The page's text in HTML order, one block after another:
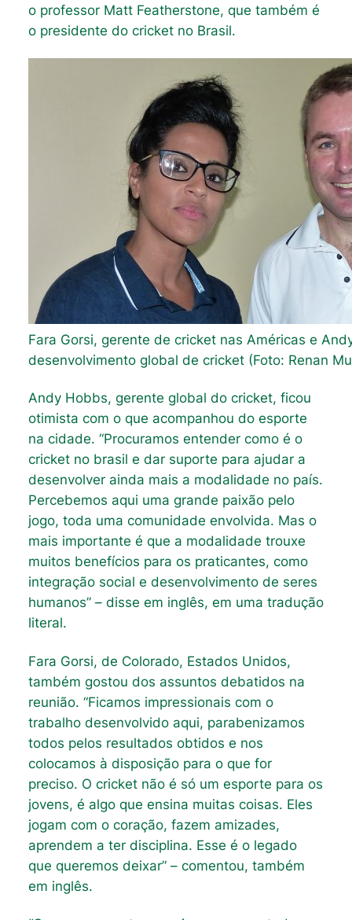
o professor Matt Featherstone, que também é
o presidente do cricket no Brasil.
Fara Gorsi, gerente de cricket nas Américas e
desenvolvimento global de cricket (Foto: Renan
Andy Hobbs, gerente global do cricket, ficou
otimista com o que acompanhou do esporte
na cidade. “Procuramos entender como é o
cricket no brasil e dar suporte para ajudar a
desenvolver ainda mais a modalidade no país.
Percebemos aqui uma grande paixão pelo
jogo, toda uma comunidade envolvida. Mas o
mais importante é que a modalidade trouxe
muitos benefícios para os praticantes, como
integração social e desenvolvimento de seres
humanos” – disse em inglês, em uma tradução
literal.
Fara Gorsi, de Colorado, Estados Unidos,
também gostou dos assuntos debatidos na
reunião. “Ficamos impressionais com o
trabalho desenvolvido aqui, parabenizamos
todos pelos resultados obtidos e nos
colocamos à disposição para o que for
preciso. O cricket não é só um esporte para os
jovens, é algo que ensina muitas coisas. Eles
jogam com o coração, fazem amizades,
aprendem a ter disciplina. Esse é o legado
que queremos deixar” – comentou, também
em inglês.